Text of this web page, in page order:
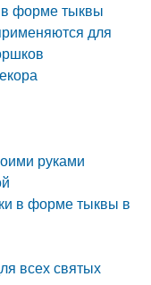
в форме тыквы
для
руками
в форме тыквы в
всех святых